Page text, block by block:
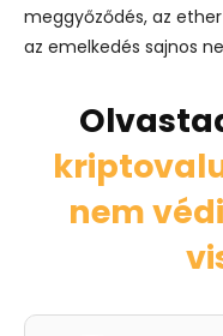
meggyőződés, az
az emelkedés sajnos
nem